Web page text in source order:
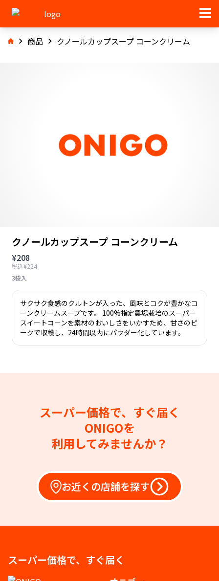
商品 クノールカップスープ コーンクリーム
クノールカップスープ コーンクリーム
¥208
税込¥224
3袋入
サクサク食感のクルトンが入った、風味とコクが豊かなコ
ーンクリームスープです。 100%指定農場栽培のスーパー
スイートコーンを素材のおいしさをいかすため、甘さのピ
ークで収穫し、24時間以内にパウダー化しています。
スーパー価格で、すぐ届く
ONIGOを
利用してみませんか？
お近くの店舗を探す
スーパー価格で、すぐ届く